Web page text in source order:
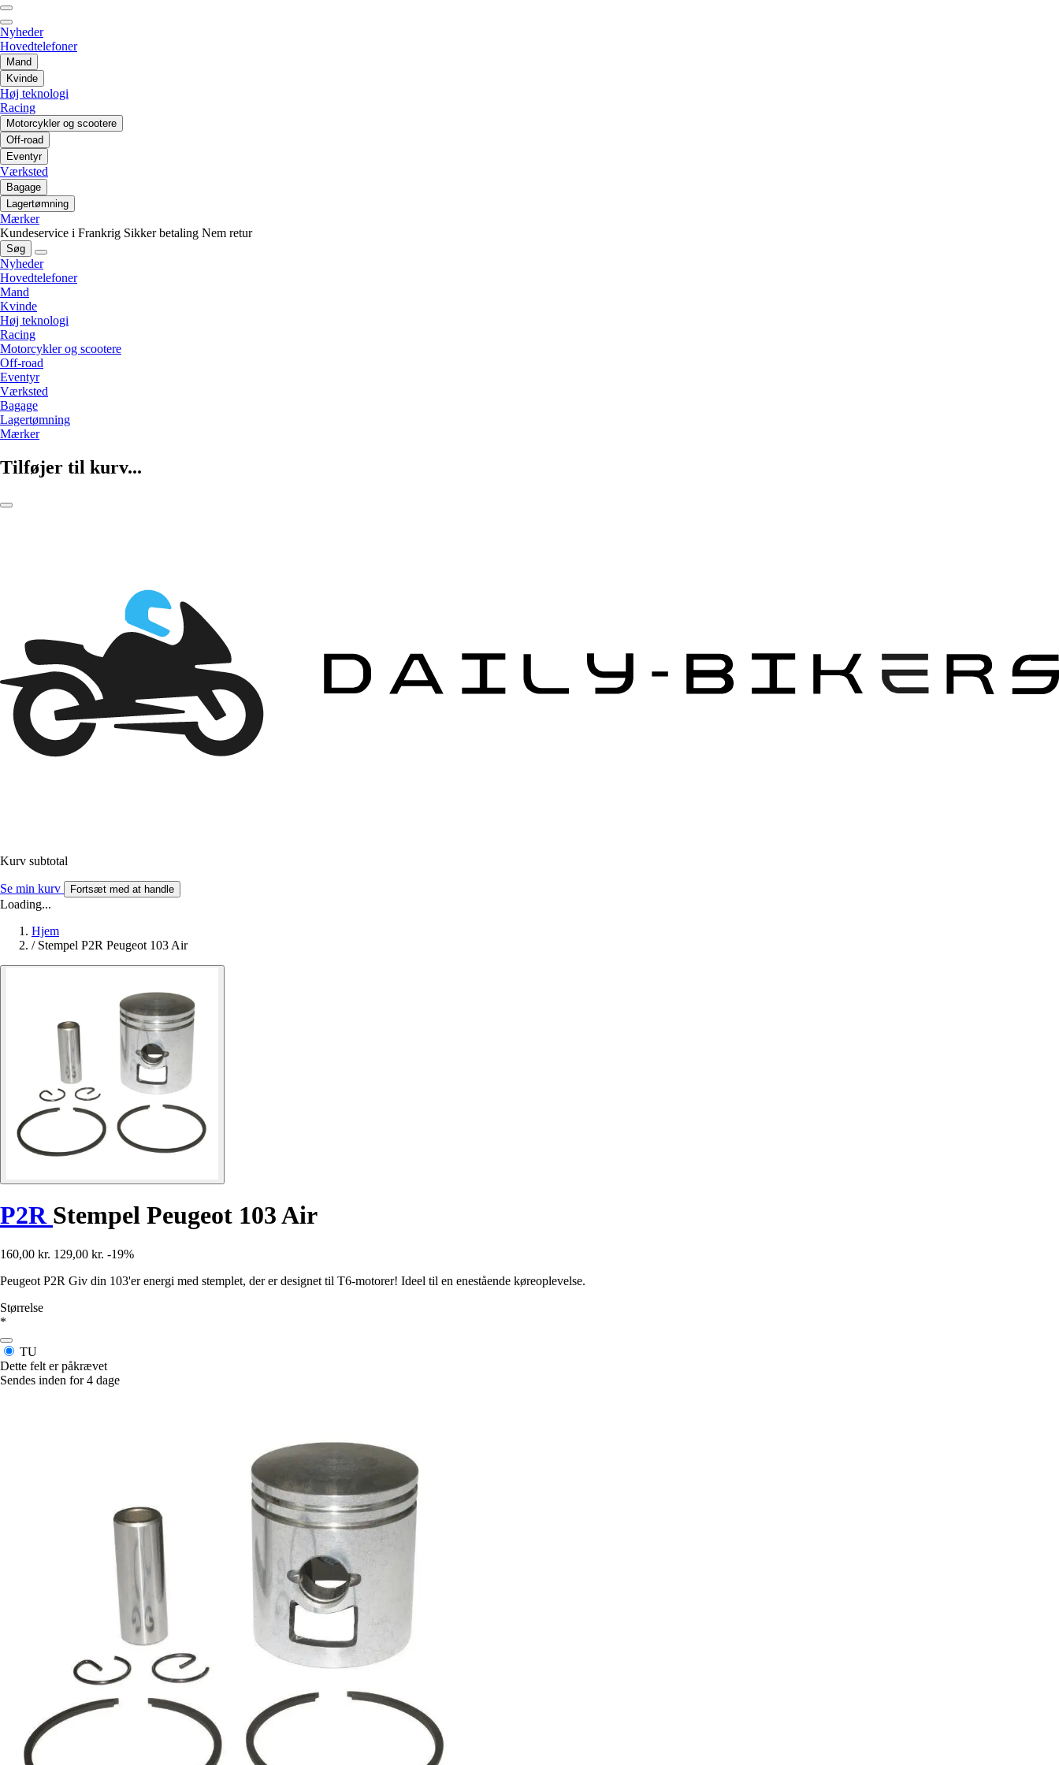
Nyheder
Hovedtelefoner
Mand
Kvinde
Høj teknologi
Racing
Motorcykler og scootere
Off-road
Eventyr
Værksted
Bagage
Lagertømning
Mærker
Kundeservice i Frankrig Sikker betaling Nem retur
Søg
Nyheder
Hovedtelefoner
Mand
Kvinde
Høj teknologi
Racing
Motorcykler og scootere
Off-road
Eventyr
Værksted
Bagage
Lagertømning
Mærker
Tilføjer til kurv...
Kurv subtotal
Se min kurv Fortsæt med at handle
Loading...
Hjem
/ Stempel P2R Peugeot 103 Air
P2R Stempel Peugeot 103 Air
160,00 kr. 129,00 kr. -19%
Peugeot P2R Giv din 103'er energi med stemplet, der er designet til T6-motorer! Ideel til en enestående køreoplevelse.
Størrelse
*
TU
Dette felt er påkrævet
Sendes inden for 4 dage